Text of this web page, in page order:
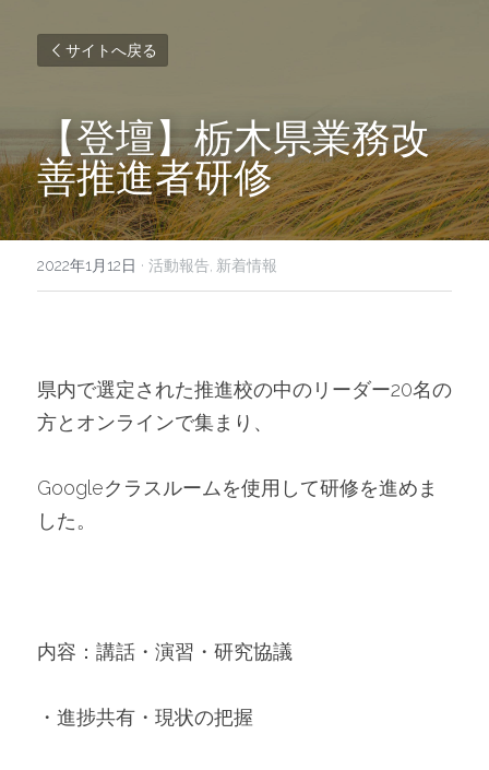
サイトへ戻る
【登壇】栃木県業務改
善推進者研修
2022年1月12日 · 活動報告, 新着情報
県内で選定された推進校の中のリーダー20名の
方とオンラインで集まり、
Googleクラスルームを使用して研修を進めま
した。
内容：講話・演習・研究協議
・進捗共有・現状の把握